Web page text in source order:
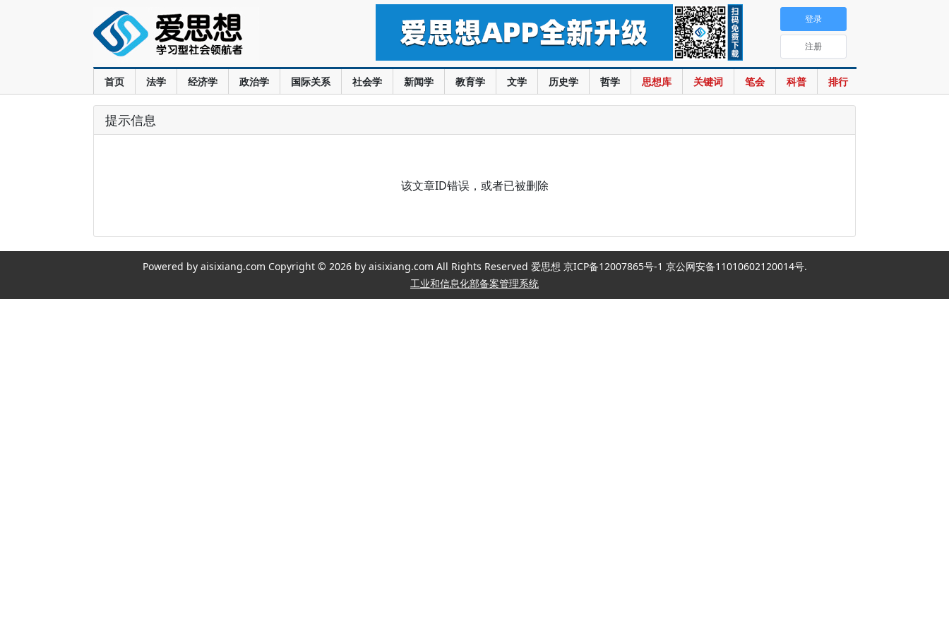
首页 法学 经济学 政治学 国际关系 社会学 新闻学 教育学 文学 历史学 哲学 思想库 关键词 笔会 科普 排行
登录
注册
提示信息
该文章ID错误，或者已被删除
Powered by aisixiang.com Copyright © 2026 by aisixiang.com All Rights Reserved 爱思想 京ICP备12007865号-1 京公网安备11010602120014号.
工业和信息化部备案管理系统